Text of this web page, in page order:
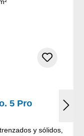
5 Pro
y sólidos,